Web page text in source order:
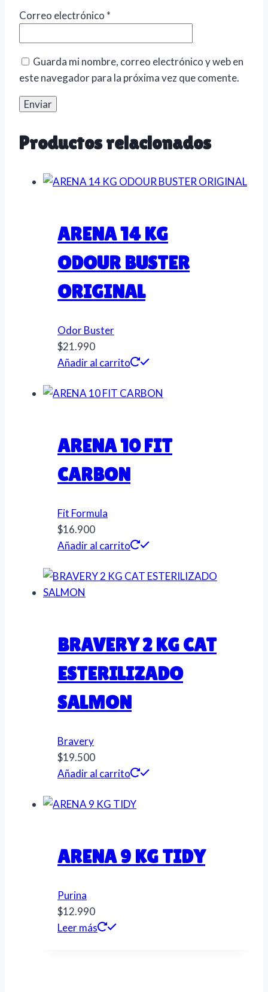
Correo electrónico *
Guarda mi nombre, correo electrónico y web en
este navegador para la próxima vez que comente.
Productos relacionados
ARENA 14 KG
ODOUR BUSTER
ORIGINAL
Odor Buster
$21.990
Añadir al carrito
ARENA 10 FIT
CARBON
Fit Formula
$16.900
Añadir al carrito
BRAVERY 2 KG CAT
ESTERILIZADO
SALMON
Bravery
$19.500
Añadir al carrito
ARENA 9 KG TIDY
Purina
$12.990
Leer más